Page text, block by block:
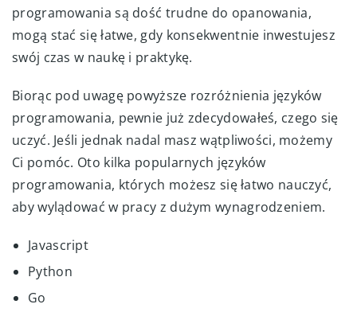
programowania są dość trudne do opanowania,
mogą stać się łatwe, gdy konsekwentnie inwestujesz
swój czas w naukę i praktykę.
Biorąc pod uwagę powyższe rozróżnienia języków
programowania, pewnie już zdecydowałeś, czego się
uczyć. Jeśli jednak nadal masz wątpliwości, możemy
Ci pomóc. Oto kilka popularnych języków
programowania, których możesz się łatwo nauczyć,
aby wylądować w pracy z dużym wynagrodzeniem.
Javascript
Python
Go